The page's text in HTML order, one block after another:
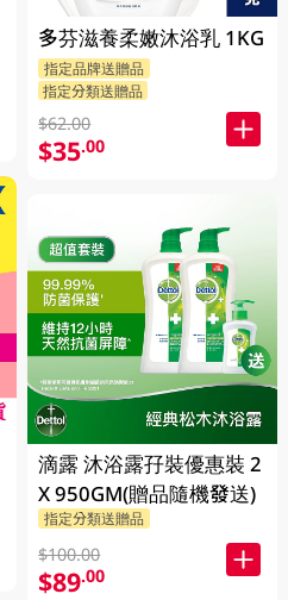
多芬滋養柔嫩沐浴乳 1KG
指定品牌送贈品
指定分類送贈品
$62.00
$35.00
滴露 沐浴露孖裝優惠裝 2
X 950GM(贈品隨機發送)
指定分類送贈品
$100.00
$89.00